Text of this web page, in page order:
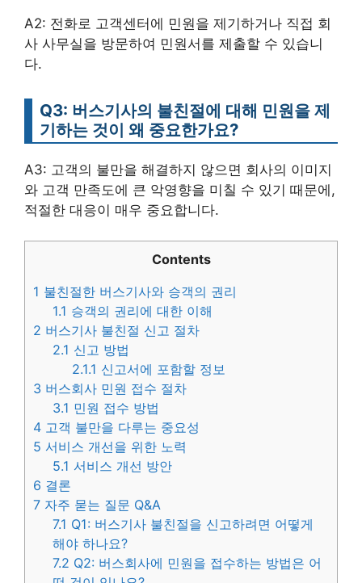
A2: 전화로 고객센터에 민원을 제기하거나 직접 회
사 사무실을 방문하여 민원서를 제출할 수 있습니
다.
Q3: 버스기사의 불친절에 대해 민원을 제
기하는 것이 왜 중요한가요?
A3: 고객의 불만을 해결하지 않으면 회사의 이미지
와 고객 만족도에 큰 악영향을 미칠 수 있기 때문에,
적절한 대응이 매우 중요합니다.
Contents
1 불친절한 버스기사와 승객의 권리
1.1 승객의 권리에 대한 이해
2 버스기사 불친절 신고 절차
2.1 신고 방법
2.1.1 신고서에 포함할 정보
3 버스회사 민원 접수 절차
3.1 민원 접수 방법
4 고객 불만을 다루는 중요성
5 서비스 개선을 위한 노력
5.1 서비스 개선 방안
6 결론
7 자주 묻는 질문 Q&A
7.1 Q1: 버스기사 불친절을 신고하려면 어떻게
해야 하나요?
7.2 Q2: 버스회사에 민원을 접수하는 방법은 어